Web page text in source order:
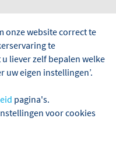
kanalen en bruggetjes
Italiaanse keuken.
schitterende
onze website correct te
te
liever zelf bepalen welke
uw eigen instellingen’.
pagina's.
voor cookies